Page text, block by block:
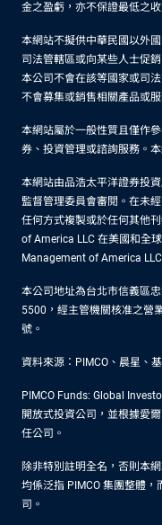
金之盈虧，亦不保證最低之
本網站不擬供中華民國以外
司法管轄區或向某些人士促
本公司不會在該等國家或司
不會募集或銷售相關產品或服
本網站屬於一般性質且僅作
券、投資管理或諮詢服務。
本網站由品浩太平洋證券投
監督管理委員會審閱。在未
任何方式複製或於任何其他
of America LLC 在美國和全
Management of America
本公司地址為台北市信義區
5500，經主管機關核准之營
號。
資料來源：PIMCO、晨星、
PIMCO Funds: Global
開放式投資公司，並根據愛
任公司。
除非特別註明全名，否則本
均係泛指 PIMCO 集團整體
司。